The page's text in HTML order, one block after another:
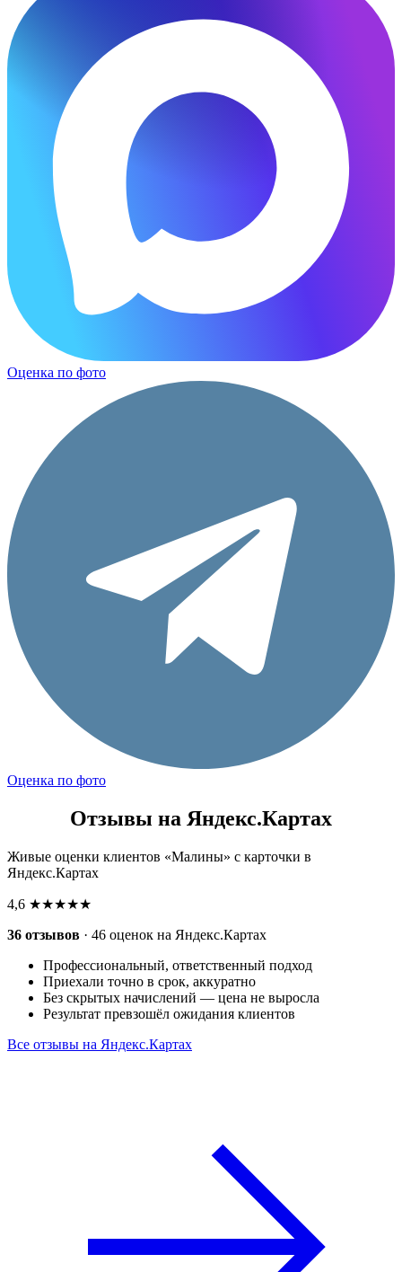
Оценка по фото
Оценка по фото
Отзывы на Яндекс.Картах
Живые оценки клиентов «Малины» с карточки в
Яндекс.Картах
4,6 ★★★★★
36 отзывов · 46 оценок на Яндекс.Картах
Профессиональный, ответственный подход
Приехали точно в срок, аккуратно
Без скрытых начислений — цена не выросла
Результат превзошёл ожидания клиентов
Все отзывы на Яндекс.Картах